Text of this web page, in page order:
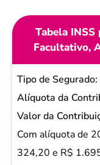
Tabela
Facultativo,
Tipo de
Segurado
Alíquota da
Contribuição
INSS
Com alíquota de
324,20 e R$